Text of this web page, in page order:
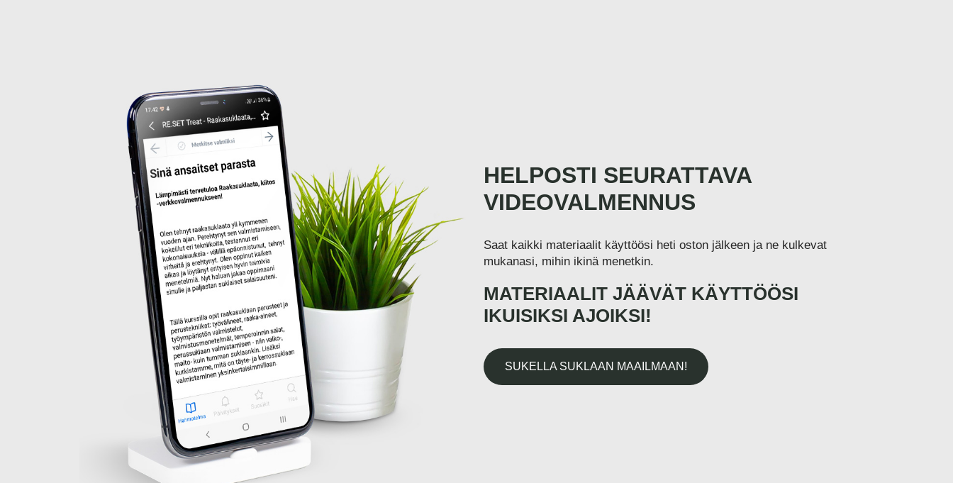
HELPOSTI SEURATTAVA
VIDEOVALMENNUS
Saat kaikki materiaalit käyttöösi heti oston jälkeen ja ne kulkevat
mukanasi, mihin ikinä menetkin.
MATERIAALIT JÄÄVÄT KÄYTTÖÖSI
IKUISIKSI AJOIKSI!
SUKELLA SUKLAAN MAAILMAAN!